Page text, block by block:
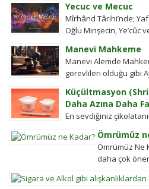
Yecuc ve Mecuc
Mîrhând Târihi’nde;
Oğlu Minşecin, Ye’cûc
Manevi Mahkeme
Manevi Alemde
görevlileri olduğu gibi
Küçültmasyon
Daha Azına Daha
En sevdiğiniz
aynı büyüklükteki
bulunduğunu veya cips
Ömrümüz
Ömrümüz Ne
daha çok
Hizânî
döneminde